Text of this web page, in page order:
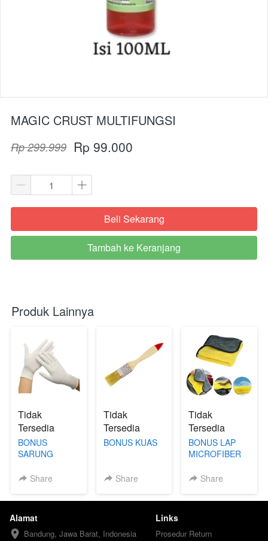
MAGIC CRUST MULTIFUNGSI
Rp 299.999 Rp 99.000
`Beli Sekarang
`
Tambah ke Keranjang
Produk Lainnya
Tidak
Tersedia
BONUS
SARUNG
Share
Tidak
Tersedia
BONUS KUAS
Share
Tidak
Tersedia
BONUS LAP
MICROFIBER
Share
Alamat
Bandung, Jawa Barat, Indonesia
Links
Prosedur Return